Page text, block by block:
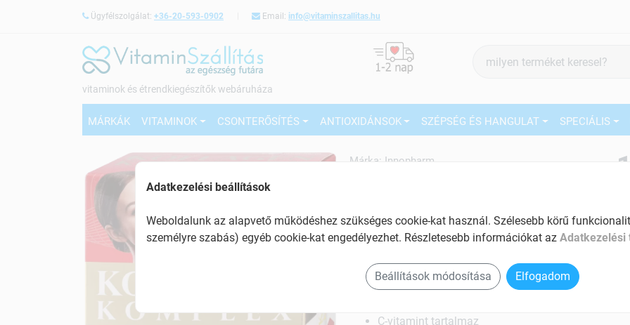
Ügyfélszolgálat: +36-20-593-0902 Email: info@vitaminszallitas.hu
vitaminok és étrendkiegészítők webáruháza
keresés
MÁRKÁK VITAMINOK CSONTERŐSÍTÉS ANTIOXIDÁNSOK SZÉPSÉG ÉS HANGULAT SPECIÁLIS
Márka: Innopharm
A bőr szépségéért
Tartalom: 14 ml
A bőr- és kötőszövet egészségéért
Segít az erek normál állapotának
C-vitamint tartalmaz
Adatkezelési beállítások
Weboldalunk az alapvető működéshez szükséges cookie-kat használ. Szélesebb körű
személyre szabás) egyéb cookie-kat engedélyezhet. Részletesebb információkat az Adatkezelési
Beállítások módosítása Elfogadom